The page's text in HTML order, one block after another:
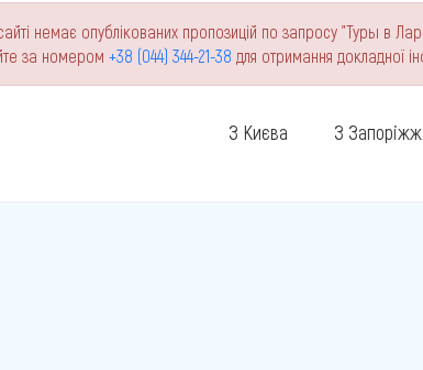
немає опублікованих пропозицій по запросу "Туры в
за номером +38 (044) 344-21-38 для отримання докладної
З Києва З